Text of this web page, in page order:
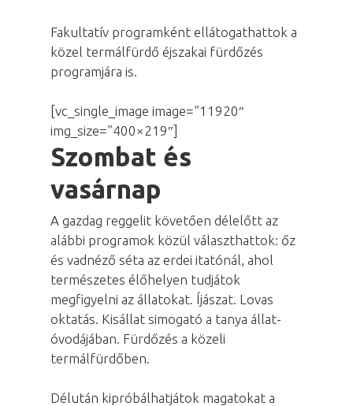
Fakultatív programként ellátogathattok a
közel termálfürdő éjszakai fürdőzés
programjára is.
[vc_single_image image=”11920″
img_size=”400×219″]
Szombat és
vasárnap
A gazdag reggelit követően délelőtt az
alábbi programok közül választhattok: őz
és vadnéző séta az erdei itatónál, ahol
természetes élőhelyen tudjátok
megfigyelni az állatokat. Íjászat. Lovas
oktatás. Kisállat simogató a tanya állat-
óvodájában. Fürdőzés a közeli
termálfürdőben.
Délután kipróbálhatjátok magatokat a